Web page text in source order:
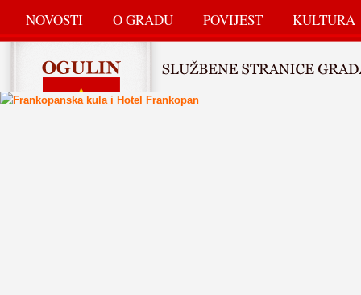
NOVOSTI O GRADU POVIJEST KULTURA